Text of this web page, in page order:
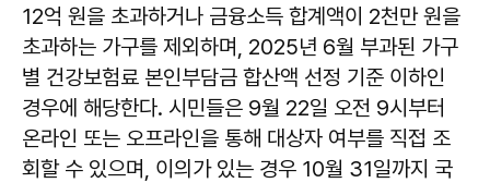
12억 원을 초과하거나 금융소득 합계액이 2천만 원을
초과하는 가구를 제외하며, 2025년 6월 부과된 가구
별 건강보험료 본인부담금 합산액 선정 기준 이하인
경우에 해당한다. 시민들은 9월 22일 오전 9시부터
온라인 또는 오프라인을 통해 대상자 여부를 직접 조
회할 수 있으며, 이의가 있는 경우 10월 31일까지 국